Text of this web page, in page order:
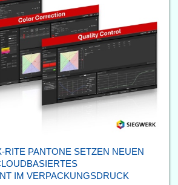
RITE PANTONE SETZEN NEUEN
F
IM VERPACKUNGSDRUCK